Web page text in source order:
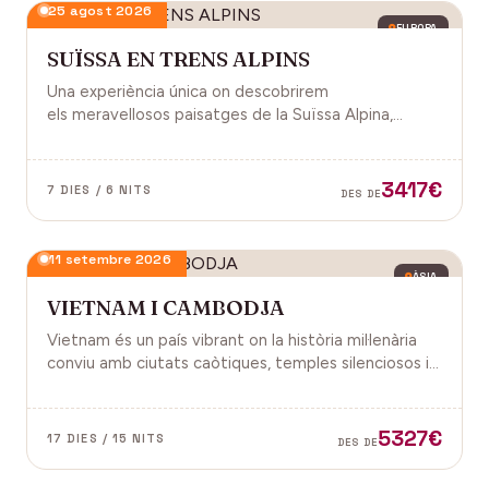
EUROPA
25 agost 2026
SUÏSSA EN TRENS ALPINS
Una experiència única on descobrirem
els meravellosos paisatges de la Suïssa Alpina,
gastronomia i molt més!
7 DIES / 6 NITS DES DE3417€
ÀSIA
11 setembre 2026
VIETNAM I CAMBODJA
Vietnam és un país vibrant on la història mil·lenària
conviu amb ciutats caòtiques, temples silenciosos i
badies. Cambodja és un murmuri de selva i pedra
antiga, on els temples d'Angkor emergeixen entre
17 DIES / 15 NITS DES DE5327€